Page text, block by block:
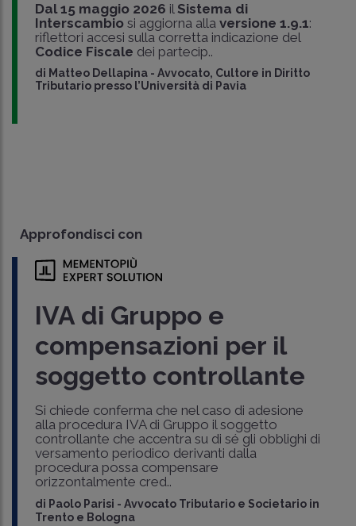
Dal 15 maggio 2026 ilSistema di
Interscambiosi aggiorna alla versione 1.9.1:
riflettori accesi sulla corretta indicazione del
Codice Fiscale dei partecip..
di Matteo Dellapina - Avvocato, Cultore in Diritto
Tributario presso l’Università di Pavia
Approfondisci con
IVA di Gruppo e
compensazioni per il
soggetto controllante
Si chiede conferma che nel caso di adesione
alla procedura IVA di Gruppo il soggetto
controllante che accentra su di sé gli obblighi di
versamento periodico derivanti dalla
procedura possa compensare
orizzontalmente cred..
di Paolo Parisi - Avvocato Tributario e Societario in
Trento e Bologna